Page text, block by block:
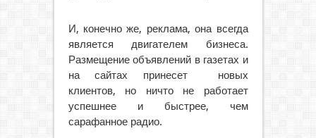
И, конечно же, реклама, она всегда
является двигателем бизнеса.
Размещение объявлений в газетах и
на сайтах принесет новых
клиентов, но ничто не работает
успешнее и быстрее, чем
сарафанное радио.